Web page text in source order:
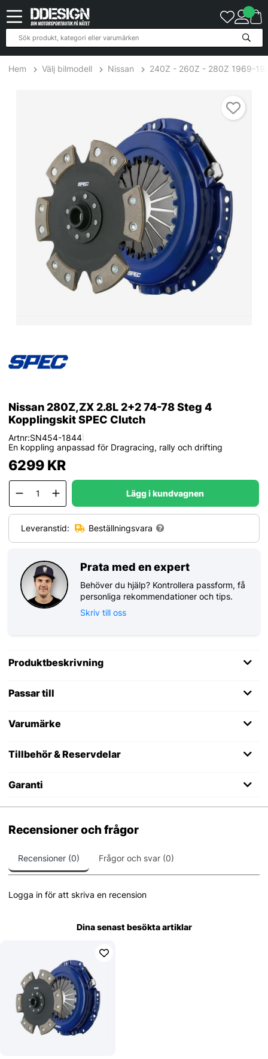
Hem Välj bilmodell Nissan 240Z - 260Z - 280Z 1969-
Nissan 280Z,ZX 2.8L 2+2 74-78 Steg 4
Kopplingskit SPEC Clutch
Artnr:SN454-1844|
En koppling anpassad för Dragracing, rally och drifting
6299KR
Lägg i kundvagnen
Leveranstid: Beställningsvara
Prata med en expert
Behöver du hjälp? Kontrollera passform, få
personliga rekommendationer och tips.
Skriv till oss
Produktbeskrivning
Passar till
Varumärke
Tillbehör & Reservdelar
Garanti
Recensioner och frågor
Recensioner (0) Frågor och svar (0)
Logga in för att skriva en recension
Dina senast besökta artiklar